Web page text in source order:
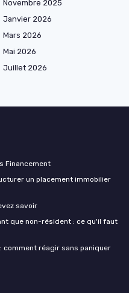
Novembre 2025
Janvier 2026
Mars 2026
Mai 2026
Juillet 2026
Financement
un placement immobilier
savoir
que non-résident : ce qu'il faut
comment réagir sans paniquer